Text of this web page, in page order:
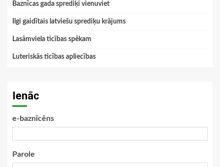
Baznīcas gada sprediķi vienuviet
Ilgi gaidītais latviešu sprediķu krājums
Lasāmviela ticības spēkam
Luteriskās ticības apliecības
Ienāc
e-baznīcēns
Parole